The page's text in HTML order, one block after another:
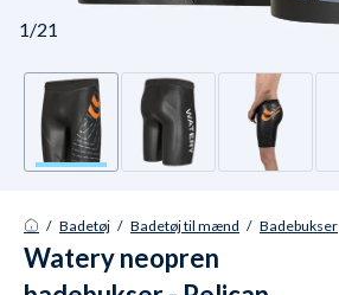
1/21
/ Badetøj / Badetøj til mænd / Badebukser
Watery neopren